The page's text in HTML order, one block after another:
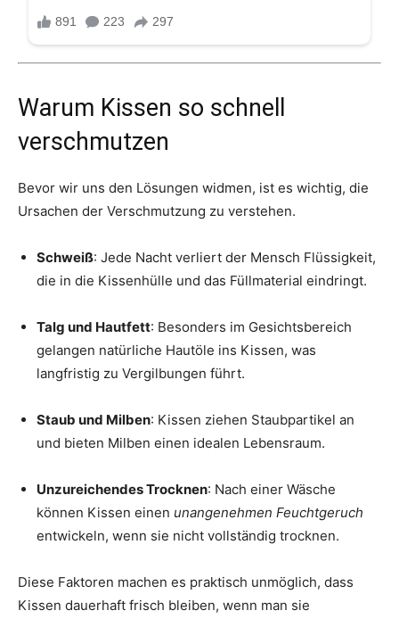
Warum Kissen so schnell
verschmutzen
Bevor wir uns den Lösungen widmen, ist es wichtig, die
Ursachen der Verschmutzung zu verstehen.
Schweiß: Jede Nacht verliert der Mensch Flüssigkeit,
die in die Kissenhülle und das Füllmaterial eindringt.
Talg und Hautfett: Besonders im Gesichtsbereich
gelangen natürliche Hautöle ins Kissen, was
langfristig zu Vergilbungen führt.
Staub und Milben: Kissen ziehen Staubpartikel an
und bieten Milben einen idealen Lebensraum.
Unzureichendes Trocknen: Nach einer Wäsche
können Kissen einen unangenehmen Feuchtgeruch
entwickeln, wenn sie nicht vollständig trocknen.
Diese Faktoren machen es praktisch unmöglich, dass
Kissen dauerhaft frisch bleiben, wenn man sie